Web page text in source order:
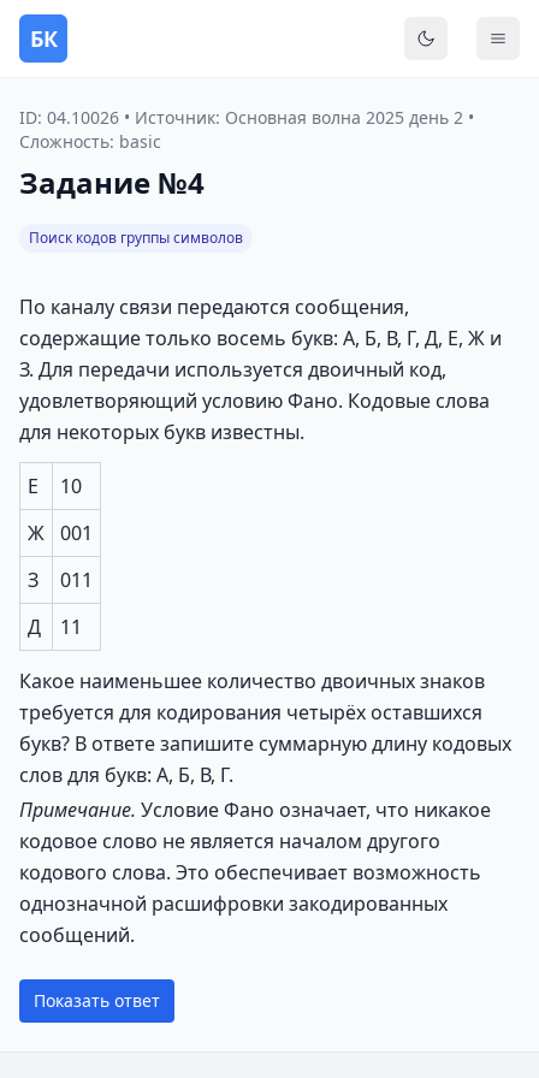
БК
ID: 04.10026 • Источник: Основная волна 2025 день 2 •
Сложность: basic
Задание №4
Поиск кодов группы символов
По каналу связи передаются сообщения,
содержащие только восемь букв: А, Б, В, Г, Д, Е, Ж и
З. Для передачи используется двоичный код,
удовлетворяющий условию Фано. Кодовые слова
для некоторых букв известны.
Е
10
Ж 001
З
011
Д
11
Какое наименьшее количество двоичных знаков
требуется для кодирования четырёх оставшихся
букв? В ответе запишите суммарную длину кодовых
слов для букв: А, Б, В, Г.
Примечание. Условие Фано означает, что никакое
кодовое слово не является началом другого
кодового слова. Это обеспечивает возможность
однозначной расшифровки закодированных
сообщений.
Показать ответ